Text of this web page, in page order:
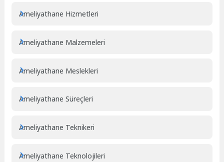
Ameliyathane Hizmetleri
Ameliyathane Malzemeleri
Ameliyathane Meslekleri
Ameliyathane Süreçleri
Ameliyathane Teknikeri
Ameliyathane Teknolojileri